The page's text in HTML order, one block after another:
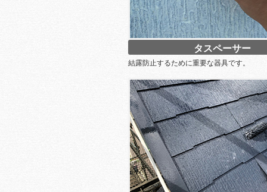
タスペーサー
結露防止するために重要な器具です。